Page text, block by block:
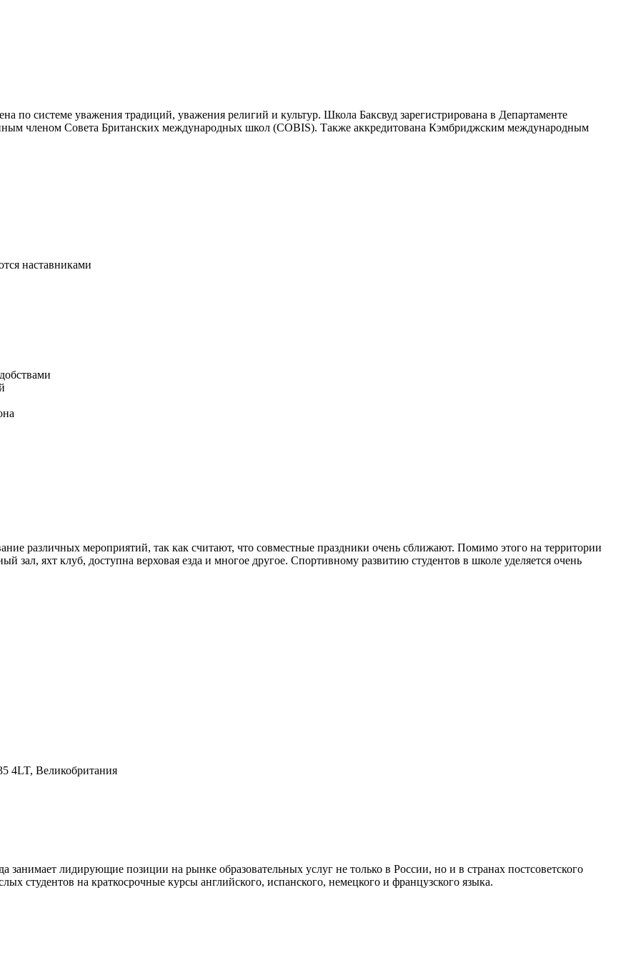
по системе уважения традиций, уважения религий и культур. Школа Баксвуд зарегистрирована в Департаменте
членом Совета Британских международных школ (COBIS). Также аккредитована Кэмбриджским международным
наставниками
различных мероприятий, так как считают, что совместные праздники очень сближают. Помимо этого на территории
яхт клуб, доступна верховая езда и многое другое. Спортивному развитию студентов в школе уделяется очень
4LT, Великобритания
лидирующие позиции на рынке образовательных услуг не только в России, но и в странах постсоветского
студентов на краткосрочные курсы английского, испанского, немецкого и французского языка.